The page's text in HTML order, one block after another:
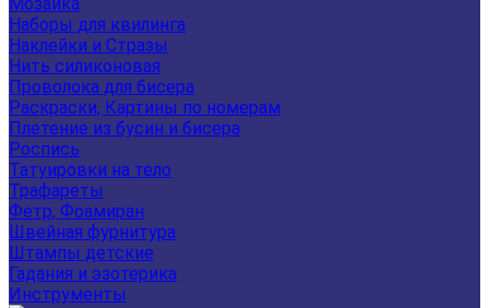
Наборы для квилинга
Наклейки и Стразы
Нить силиконовая
Проволока для бисера
Раскраски, Картины по номерам
Плетение из бусин и бисера
Роспись
Татуировки на тело
Трафареты
Фетр, Фоамиран
Швейная фурнитура
Штампы детские
Гадания и эзотерика
Инструменты